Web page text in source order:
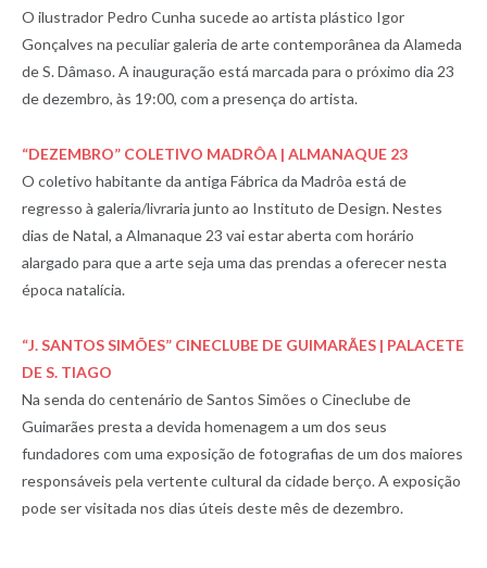
O ilustrador Pedro Cunha sucede ao artista plástico Igor
Gonçalves na peculiar galeria de arte contemporânea da Alameda
de S. Dâmaso. A inauguração está marcada para o próximo dia 23
de dezembro, às 19:00, com a presença do artista.
“DEZEMBRO” COLETIVO MADRÔA | ALMANAQUE 23
O coletivo habitante da antiga Fábrica da Madrôa está de
regresso à galeria/livraria junto ao Instituto de Design. Nestes
dias de Natal, a Almanaque 23 vai estar aberta com horário
alargado para que a arte seja uma das prendas a oferecer nesta
época natalícia.
“J. SANTOS SIMÕES” CINECLUBE DE GUIMARÃES | PALACETE
DE S. TIAGO
Na senda do centenário de Santos Simões o Cineclube de
Guimarães presta a devida homenagem a um dos seus
fundadores com uma exposição de fotografias de um dos maiores
responsáveis pela vertente cultural da cidade berço. A exposição
pode ser visitada nos dias úteis deste mês de dezembro.